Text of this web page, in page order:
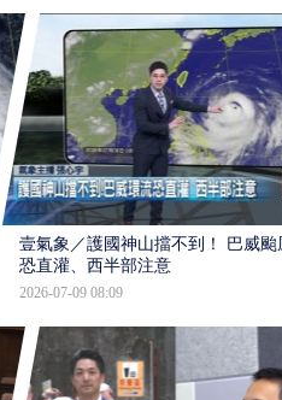
壹氣象／護國神山擋不到！ 巴威颱
恐直灌、西半部注意
2026-07-09 08:09